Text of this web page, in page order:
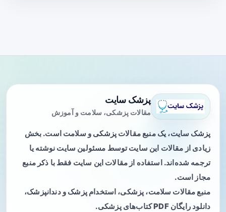
پزشک سایت
مقالات پزشکی، سلامت و آموزش
پزشک سایت، یک منبع مقالات پزشکی و سلامت است. بخش
زیادی از مقالات این سایت توسط مسئولین سایت نوشته یا
ترجمه شده‌اند. استفاده از مقالات این سایت فقط با ذکر منبع
مجاز است.
منبع مقالات سلامت، پزشکی، استخدام پزشک و دندانپزشک،
دانلود رایگان PDF کتاب‌های پزشکی.